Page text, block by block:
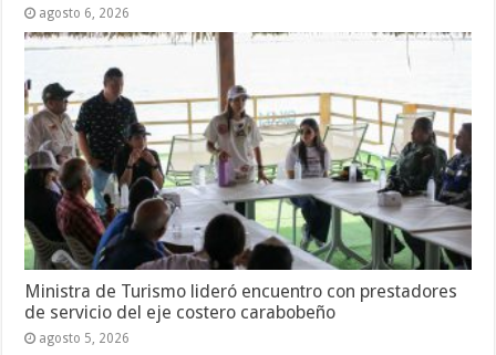
agosto 6, 2026
Ministra de Turismo lideró encuentro con prestadores
de servicio del eje costero carabobeño
agosto 5, 2026